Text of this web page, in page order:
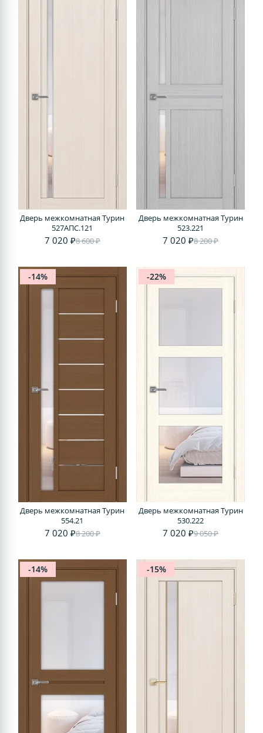
Дверь межкомнатная Турин
527АПС.121
7 020 ₽8 600 ₽
Дверь межкомнатная Турин
523.221
7 020 ₽8 200 ₽
-14%
Дверь межкомнатная Турин
554.21
7 020 ₽8 200 ₽
-22%
Дверь межкомнатная Турин
530.222
7 020 ₽9 050 ₽
-14% -15%